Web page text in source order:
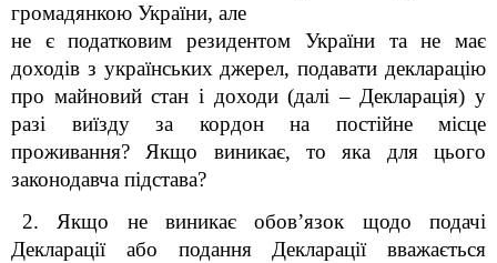
громадянкою України, але
не є податковим резидентом України та не має
доходів з українських джерел, подавати декларацію
про майновий стан і доходи (далі – Декларація) у
разі виїзду за кордон на постійне місце
проживання? Якщо виникає, то яка для цього
законодавча підстава?
2. Якщо не виникає обов’язок щодо подачі
Декларації або подання Декларації вважається